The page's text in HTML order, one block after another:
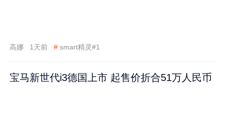
高娜 1天前 # smart精灵#1
宝马新世代i3德国上市 起售价折合51万人民币